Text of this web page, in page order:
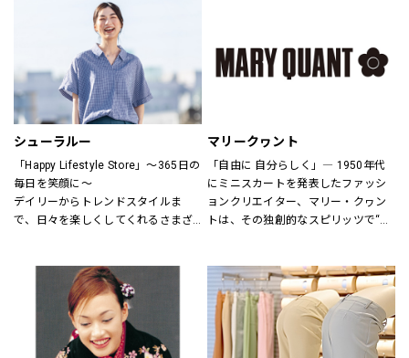
さまをお迎えしています。
H&Mお問い合わせ窓口:
https://lin.ee/k1gDN7M（LINEでの
お問い合わせ）
アウトドア・ライフスタルウェア等
の幅広いアイテムをメンズ・ウィメ
シューラルー
「Happy Lifestyle Store」～365日の
毎日を笑顔に～
デイリーからトレンドスタイルま
で、日々を楽しくしてくれるさまざ
マリークヮント
「自由に 自分らしく」― 1950年代
にミニスカートを発表したファッシ
ョンクリエイター、マリー・クヮン
トは、その独創的なスピリッツで“ス
しました。
MARY QUANTのアイテムには、あり
のままの自分を表現し、今以上にい
きいきと輝いてほしいという想いが
込められています。